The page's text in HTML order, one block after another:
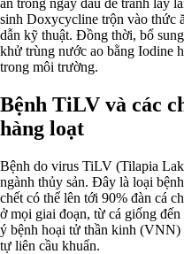
ăn trong ngày đầu để tránh lây
sinh Doxycycline trộn vào thức
dẫn kỹ thuật. Đồng thời, bổ
khử trùng nước ao bằng Iodine
trong môi trường.
Bệnh TiLV và các
hàng loạt
Bệnh do virus TiLV (Tilapia
ngành thủy sản. Đây là loại
chết có thể lên tới 90% đàn cá
ở mọi giai đoạn, từ cá giống
ý bệnh hoại tử thần kinh
tự liên cầu khuẩn.